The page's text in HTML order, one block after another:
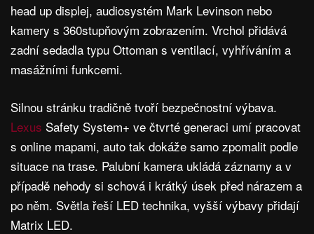
head up displej, audiosystém Mark Levinson nebo
kamery s 360stupňovým zobrazením. Vrchol přidává
zadní sedadla typu Ottoman s ventilací, vyhříváním a
masážními funkcemi.
Silnou stránku tradičně tvoří bezpečnostní výbava.
Lexus Safety System+ ve čtvrté generaci umí pracovat
s online mapami, auto tak dokáže samo zpomalit podle
situace na trase. Palubní kamera ukládá záznamy a v
případě nehody si schová i krátký úsek před nárazem a
po něm. Světla řeší LED technika, vyšší výbavy přidají
Matrix LED.